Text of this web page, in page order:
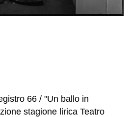
66 / "Un ballo in
stagione lirica Teatro